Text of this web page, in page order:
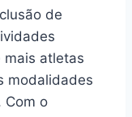
de
mais atletas
modalidades
Com o